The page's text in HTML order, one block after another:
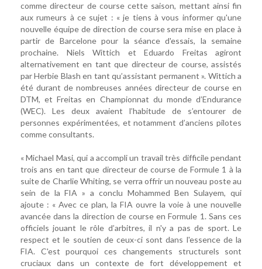
comme directeur de course cette saison, mettant ainsi fin
aux rumeurs à ce sujet : « je tiens à vous informer qu'une
nouvelle équipe de direction de course sera mise en place à
partir de Barcelone pour la séance d'essais, la semaine
prochaine. Niels Wittich et Eduardo Freitas agiront
alternativement en tant que directeur de course, assistés
par Herbie Blash en tant qu’assistant permanent ». Wittich a
été durant de nombreuses années directeur de course en
DTM, et Freitas en Championnat du monde d’Endurance
(WEC). Les deux avaient l’habitude de s’entourer de
personnes expérimentées, et notamment d’anciens pilotes
comme consultants.
« Michael Masi, qui a accompli un travail très difficile pendant
trois ans en tant que directeur de course de Formule 1 à la
suite de Charlie Whiting, se verra offrir un nouveau poste au
sein de la FIA » a conclu Mohammed Ben Sulayem, qui
ajoute : « Avec ce plan, la FIA ouvre la voie à une nouvelle
avancée dans la direction de course en Formule 1. Sans ces
officiels jouant le rôle d’arbitres, il n'y a pas de sport. Le
respect et le soutien de ceux-ci sont dans l'essence de la
FIA. C'est pourquoi ces changements structurels sont
cruciaux dans un contexte de fort développement et